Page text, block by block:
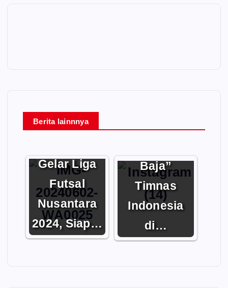
Berita lainnnya
Gelar Liga
Futsal
Nusantara
2024, Siap…
Bangun
Baja”
Timnas
Indonesia
di…